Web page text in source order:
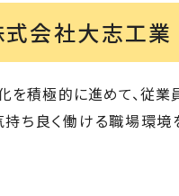
式会社大志工業
を積極的に進めて、従業
持ち良く働ける職場環境